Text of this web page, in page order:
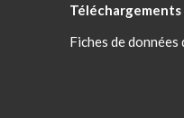
Téléchargements
Fiches de